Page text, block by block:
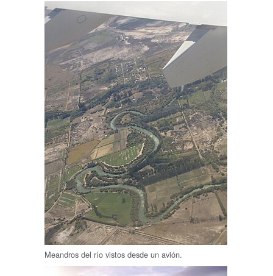
Meandros del río vistos desde un avión.